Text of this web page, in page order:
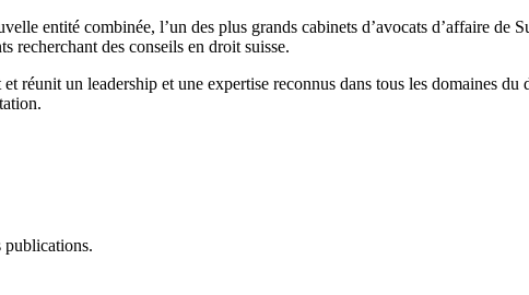
entité combinée, l’un des plus grands cabinets d’avocats d’affaire de
recherchant des conseils en droit suisse.
réunit un leadership et une expertise reconnus dans tous les domaines
publications.